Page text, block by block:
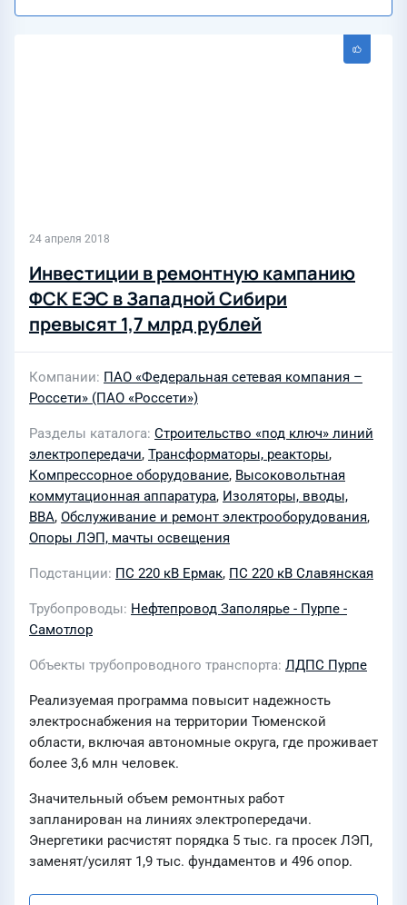
24 апреля 2018
Инвестиции в ремонтную кампанию
ФСК ЕЭС в Западной Сибири
превысят 1,7 млрд рублей
Компании ПАО «Федеральная сетевая компания –
Россети» (ПАО «Россети»)
Разделы каталога Строительство «под ключ» линий
электропередачи, Трансформаторы, реакторы,
Компрессорное оборудование, Высоковольтная
коммутационная аппаратура, Изоляторы, вводы,
ВВА, Обслуживание и ремонт электрооборудования,
Опоры ЛЭП, мачты освещения
Подстанции ПС 220 кВ Ермак, ПС 220 кВ Славянская
Трубопроводы Нефтепровод Заполярье - Пурпе -
Самотлор
Объекты трубопроводного транспорта ЛДПС Пурпе
Реализуемая программа повысит надежность
электроснабжения на территории Тюменской
области, включая автономные округа, где проживает
более 3,6 млн человек.
Значительный объем ремонтных работ
запланирован на линиях электропередачи.
Энергетики расчистят порядка 5 тыс. га просек ЛЭП,
заменят/усилят 1,9 тыс. фундаментов и 496 опор.